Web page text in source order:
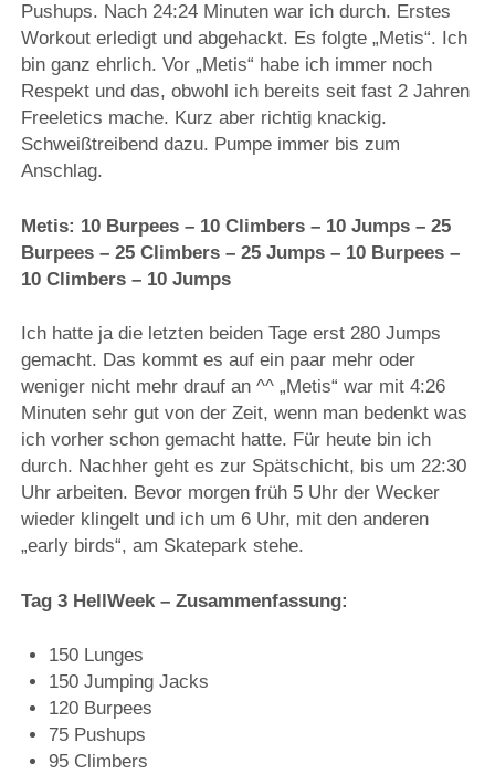
Pushups. Nach 24:24 Minuten war ich durch. Erstes
Workout erledigt und abgehackt. Es folgte „Metis“. Ich
bin ganz ehrlich. Vor „Metis“ habe ich immer noch
Respekt und das, obwohl ich bereits seit fast 2 Jahren
Freeletics mache. Kurz aber richtig knackig.
Schweißtreibend dazu. Pumpe immer bis zum
Anschlag.
Metis: 10 Burpees – 10 Climbers – 10 Jumps – 25
Burpees – 25 Climbers – 25 Jumps – 10 Burpees –
10 Climbers – 10 Jumps
Ich hatte ja die letzten beiden Tage erst 280 Jumps
gemacht. Das kommt es auf ein paar mehr oder
weniger nicht mehr drauf an ^^ „Metis“ war mit 4:26
Minuten sehr gut von der Zeit, wenn man bedenkt was
ich vorher schon gemacht hatte. Für heute bin ich
durch. Nachher geht es zur Spätschicht, bis um 22:30
Uhr arbeiten. Bevor morgen früh 5 Uhr der Wecker
wieder klingelt und ich um 6 Uhr, mit den anderen
„early birds“, am Skatepark stehe.
Tag 3 HellWeek – Zusammenfassung:
150 Lunges
150 Jumping Jacks
120 Burpees
75 Pushups
95 Climbers